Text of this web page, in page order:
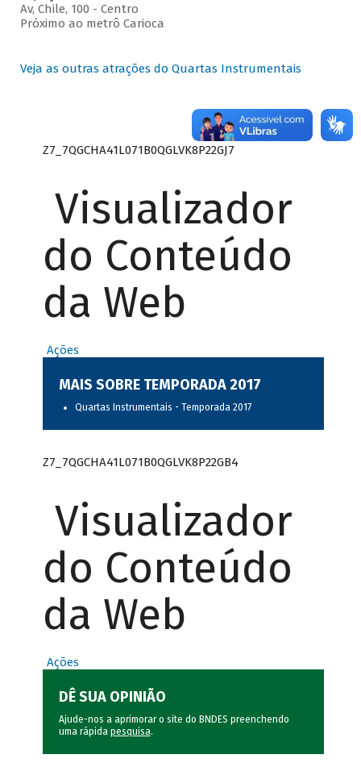
Av, Chile, 100 - Centro
Próximo ao metrô Carioca
Veja as outras atrações do Quartas Instrumentais
Z7_7QGCHA41L071B0QGLVK8P22GJ7
Visualizador
do Conteúdo
da Web
Ações
MAIS SOBRE TEMPORADA 2017
Quartas Instrumentais - Temporada 2017
Z7_7QGCHA41L071B0QGLVK8P22GB4
Visualizador
do Conteúdo
da Web
Ações
DÊ SUA OPINIÃO
Ajude-nos a aprimorar o site do BNDES preenchendo
uma rápida pesquisa.